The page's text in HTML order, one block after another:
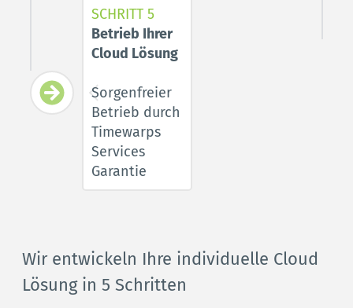
SCHRITT 5
Betrieb Ihrer
Cloud Lösung
Sorgenfreier
Betrieb durch
Timewarps
Services
Garantie
Wir entwickeln Ihre individuelle Cloud
Lösung in 5 Schritten